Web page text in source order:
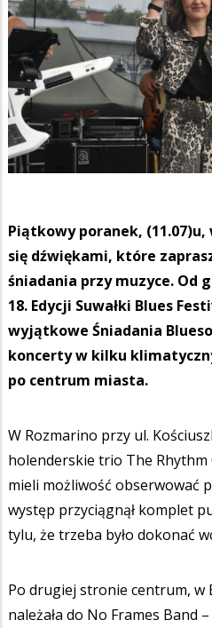
Piątkowy poranek, (11.07)u,
się dźwiękami, które
śniadania przy muzyce. Od
18. Edycji Suwałki Blues
wyjątkowe Śniadania
koncerty w kilku
po centrum miasta.
W Rozmarino przy ul.
holenderskie trio The
mieli możliwość obserwować
występ przyciągnął komplet
tylu, że trzeba było dokonać
Po drugiej stronie centrum, w
należała do No Frames Band